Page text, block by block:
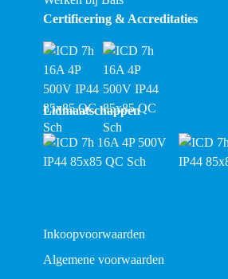
Certificering & Accreditaties
Lidmaatschappen
Inkoopvoorwaarden
Algemene voorwaarden